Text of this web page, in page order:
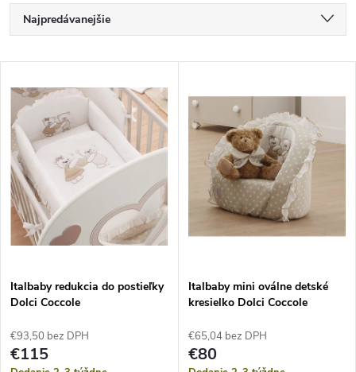
R
a
d
e
n
i
e
p
r
Najpredávanejšie
Abecedne
V
ý
p
i
s
p
r
o
Italbaby redukcia do postieľky
Dolci Coccole
€93,50 bez DPH
€115
Italbaby mini oválne detské
kresielko Dolci Coccole
€65,04 bez DPH
€80